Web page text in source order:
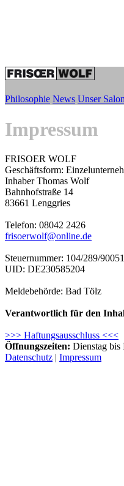
Philosophie News Unser Salon
Impressum
FRISOER WOLF
Geschäftsform:
Inhaber Thomas Wolf
Bahnhofstraße 14
83661 Lenggries
Telefon: 08042 2426
frisoerwolf@online.de
Steuernummer: 104/289/90051
UID: DE230585204
Meldebehörde: Bad Tölz
Verantwortlich für den
>>> Haftungsausschluss <<<
Öffnungszeiten: Dienstag bis
Datenschutz | Impressum